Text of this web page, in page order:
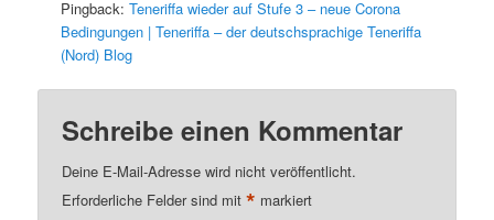
Pingback:Teneriffa wieder auf Stufe 3 – neue Corona
Bedingungen | Teneriffa – der deutschsprachige Teneriffa
(Nord) Blog
Schreibe einen Kommentar
Deine E-Mail-Adresse wird nicht veröffentlicht.
Erforderliche Felder sind mit* markiert